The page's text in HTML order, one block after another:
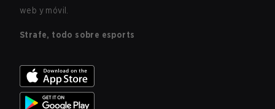
web y móvil.
Strafe, todo sobre esports